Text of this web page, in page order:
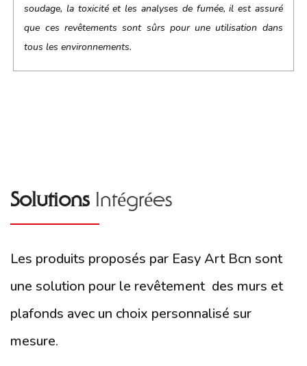
soudage, la toxicité et les analyses de fumée, il est assuré
que ces revêtements sont sûrs pour une utilisation dans
tous les environnements.
Solutions Intégrées
Les produits proposés par Easy Art Bcn sont
une solution pour le revêtement des murs et
plafonds avec un choix personnalisé sur
mesure.